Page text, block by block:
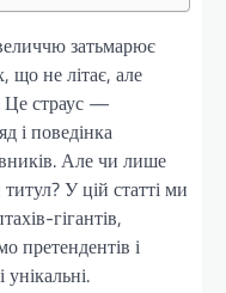
затьмарює
що не літає, але
Це страус —
і поведінка
Але чи лише
У цій статті ми
гігантів,
претендентів і